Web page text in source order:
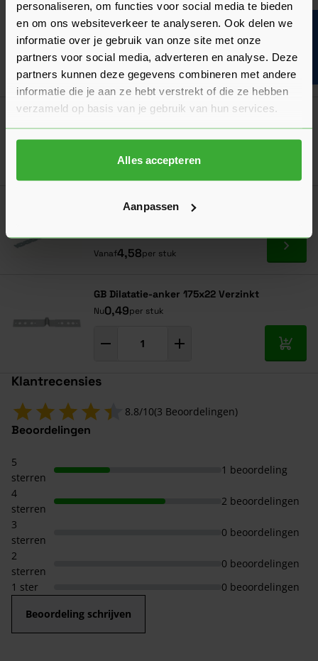
personaliseren, om functies voor social media te bieden
en om ons websiteverkeer te analyseren. Ook delen we
informatie over je gebruik van onze site met onze
partners voor social media, adverteren en analyse. Deze
partners kunnen deze gegevens combineren met andere
informatie die je aan ze hebt verstrekt of die ze hebben
verzameld op basis van je gebruik van hun services.
Alles accepteren
Aanpassen
stuks
Nu 0,50 per stuk
In
GB Lijmkoppelstrip 200 mm verzinkt
Verkrijgbaar in 2 varianten
4,36per stuk
GB Lijmkoppelstrip 300 mm Verzinkt
Vanaf4,58per stuk Ga
GB Dilatatie-anker 175x22 Verzinkt
Nu0,49per stuk
In
Klantrecensies
8.8/10(3 Beoordelingen)
Beoordelingen
5
sterren
1 beoordeling
4
sterren
2 beoordelingen
3
sterren
0 beoordelingen
2
sterren
0 beoordelingen
1 ster
0 beoordelingen
Beoordeling schrijven